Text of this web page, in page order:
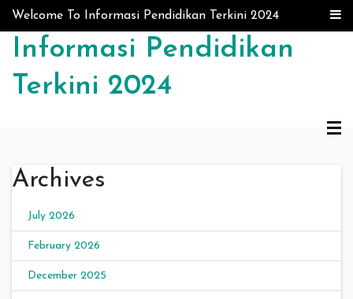
Skip to content
Welcome To Informasi Pendidikan Terkini 2024
Informasi Pendidikan
Terkini 2024
Archives
July 2026
February 2026
December 2025